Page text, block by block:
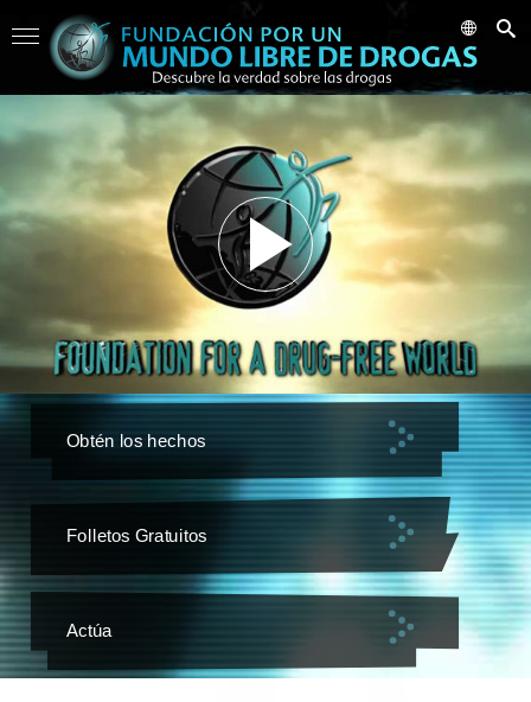
Obtén los hechos
Folletos Gratuitos
Actúa